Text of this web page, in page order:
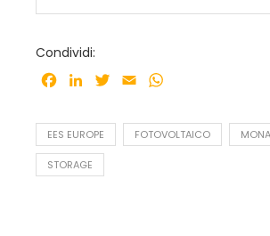
Condividi:
Facebook
LinkedInTwitter
Email
EES EUROPE FOTOVOLTAICO
STORAGE